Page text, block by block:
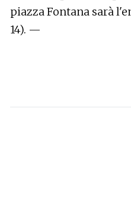
piazza Fontana sarà
14). —